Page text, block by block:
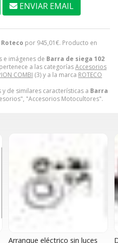
por 945,01€. Producto en
e imágenes de Barra de siega 102
a las categoríasAccesorios
COMBI (3) y a la marca ROTECO
de similares características a Barra
"Accesorios Motocultores".
ENVIAR EMAIL
Arranque eléctrico sin luces